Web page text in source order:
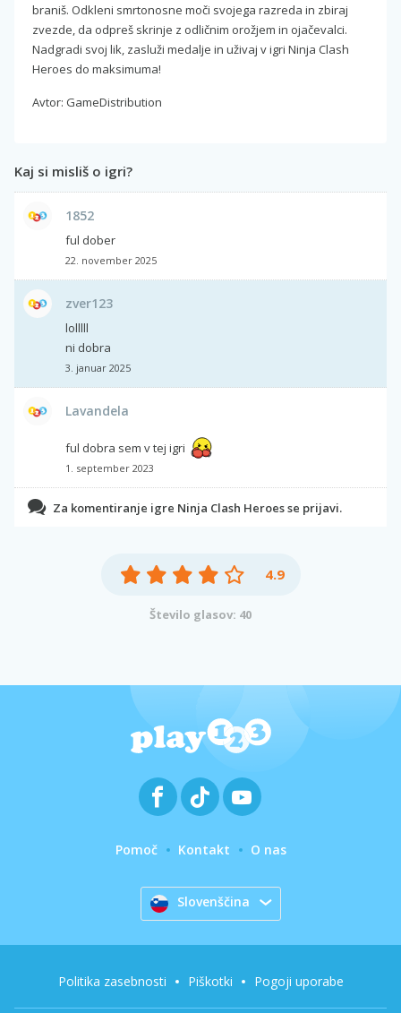
braniš. Odkleni smrtonosne moči svojega razreda in zbiraj
zvezde, da odpreš skrinje z odličnim orožjem in ojačevalci.
Nadgradi svoj lik, zasluži medalje in uživaj v igri Ninja Clash
Heroes do maksimuma!
Avtor: GameDistribution
Kaj si misliš o igri?
1852
ful dober
22. november 2025
zver123
lolllll
ni dobra
3. januar 2025
Lavandela
ful dobra sem v tej igri
1. september 2023
Za komentiranje igre Ninja Clash Heroes se prijavi.
4.9
Število glasov: 40
Pomoč Kontakt O nas
Slovenščina
Politika zasebnosti Piškotki Pogoji uporabe